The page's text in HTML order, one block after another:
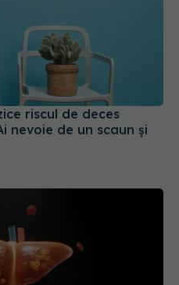
riscul de deces
nevoie de un scaun și